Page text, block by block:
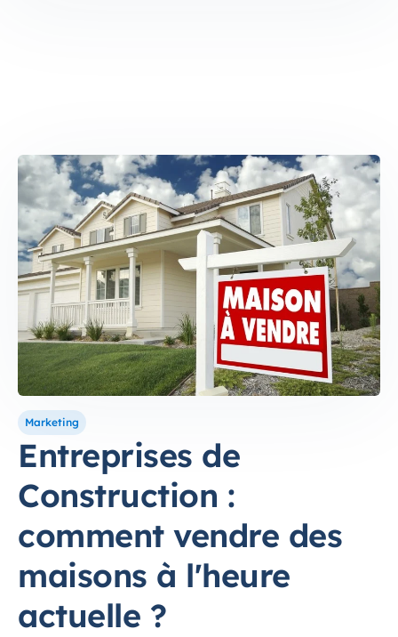
Marketing
Entreprises de
Construction :
comment vendre des
maisons à l'heure
actuelle ?